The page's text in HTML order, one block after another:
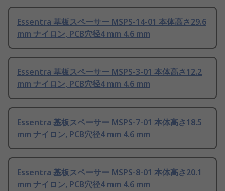
Essentra 基板スペーサー MSPS-14-01 本体高さ29.6
mm ナイロン, PCB穴径4 mm 4.6 mm
Essentra 基板スペーサー MSPS-3-01 本体高さ12.2
mm ナイロン, PCB穴径4 mm 4.6 mm
Essentra 基板スペーサー MSPS-7-01 本体高さ18.5
mm ナイロン, PCB穴径4 mm 4.6 mm
Essentra 基板スペーサー MSPS-8-01 本体高さ20.1
mm ナイロン, PCB穴径4 mm 4.6 mm